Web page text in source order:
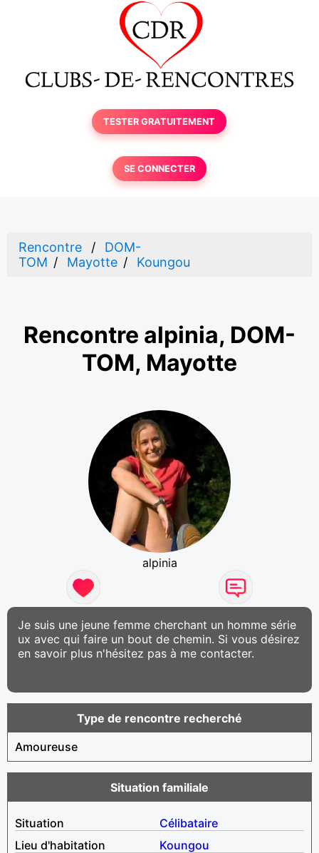
TESTER GRATUITEMENT
SE CONNECTER
Rencontre
DOM-
TOM
Mayotte Koungou
Rencontre alpinia, DOM-
TOM, Mayotte
alpinia
Je suis une jeune femme cherchant un homme série
ux avec qui faire un bout de chemin. Si vous désirez
en savoir plus n'hésitez pas à me contacter.
Type de rencontre recherché
Amoureuse
Situation familiale
Situation
Célibataire
Lieu d'habitation
Koungou